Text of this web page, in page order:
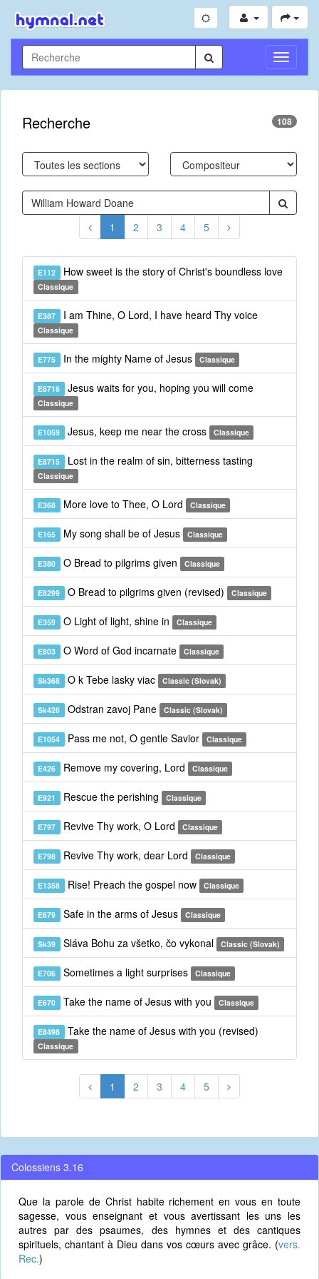
Toggle
Recherche 108
1 2 3 4 5
E112 How sweet is the story of Christ's boundless love
Classique
E387 I am Thine, O Lord, I have heard Thy voice
Classique
E775 In the mighty Name of Jesus Classique
E8716 Jesus waits for you, hoping you will come
Classique
E1059 Jesus, keep me near the cross Classique
E8715 Lost in the realm of sin, bitterness tasting
Classique
E368 More love to Thee, O Lord Classique
E165 My song shall be of Jesus Classique
E380 O Bread to pilgrims given Classique
E8299 O Bread to pilgrims given (revised) Classique
E359 O Light of light, shine in Classique
E803 O Word of God incarnate Classique
Sk368 O k Tebe lasky viac Classic (Slovak)
Sk426 Odstran zavoj Pane Classic (Slovak)
E1054 Pass me not, O gentle Savior Classique
E426 Remove my covering, Lord Classique
E921 Rescue the perishing Classique
E797 Revive Thy work, O Lord Classique
E798 Revive Thy work, dear Lord Classique
E1358 Rise! Preach the gospel now Classique
E679 Safe in the arms of Jesus Classique
Sk39 Sláva Bohu za všetko, čo vykonal Classic (Slovak)
E706 Sometimes a light surprises Classique
E670 Take the name of Jesus with you Classique
E8498 Take the name of Jesus with you (revised)
Classique
1 2 3 4 5
Colossiens 3.16
Que la parole de Christ habite richement en vous en toute
sagesse, vous enseignant et vous avertissant les uns les
autres par des psaumes, des hymnes et des cantiques
spirituels, chantant à Dieu dans vos cœurs avec grâce. (vers.
Rec.)